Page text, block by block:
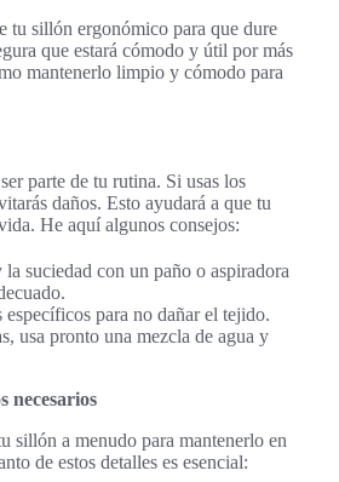
tu sillón ergonómico para que dure
que estará cómodo y útil por más
mantenerlo limpio y cómodo para
parte de tu rutina. Si usas los
daños. Esto ayudará a que tu
He aquí algunos consejos:
suciedad con un paño o aspiradora
para no dañar el tejido.
usa pronto una mezcla de agua y
necesarios
sillón a menudo para mantenerlo en
de estos detalles es esencial: